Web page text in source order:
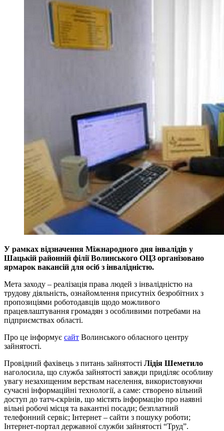
У рамках відзначення Міжнародного дня інвалідів у
Шацькій районній філії Волинського ОЦЗ організовано
ярмарок вакансій для осіб з інвалідністю.
Мета заходу – реалізація права людей з інвалідністю на
трудову діяльність, ознайомлення присутніх безробітних з
пропозиціями роботодавців щодо можливого
працевлаштування громадян з особливими потребами на
підприємствах області.
Про це інформує сайт Волинського обласного центру
зайнятості.
Провідний фахівець з питань зайнятості Лідія Шеметило
наголосила, що служба зайнятості завжди приділяє особливу
увагу незахищеним верствам населення, використовуючи
сучасні інформаційні технології, а саме: створено вільний
доступ до татч-скрінів, що містять інформацію про наявні
вільні робочі місця та вакантні посади; безплатний
телефонний сервіс; Інтернет – сайти з пошуку роботи;
Інтернет-портал державної служби зайнятості “Труд”.